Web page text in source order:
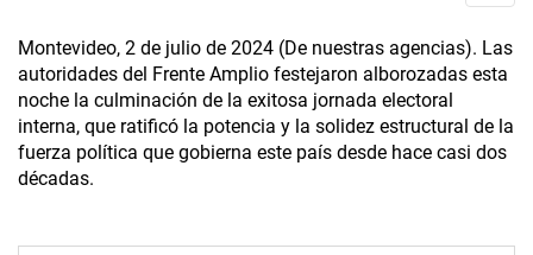
Montevideo, 2 de julio de 2024 (De nuestras agencias). Las
autoridades del Frente Amplio festejaron alborozadas esta
noche la culminación de la exitosa jornada electoral
interna, que ratificó la potencia y la solidez estructural de la
fuerza política que gobierna este país desde hace casi dos
décadas.